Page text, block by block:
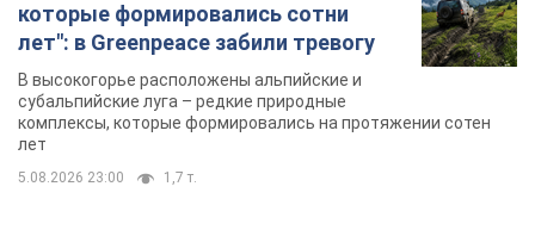
которые формировались сотни
лет": в Greenpeace забили тревогу
В высокогорье расположены альпийские и
субальпийские луга – редкие природные
комплексы, которые формировались на протяжении сотен
лет
5.08.2026 23:00 1,7 т.